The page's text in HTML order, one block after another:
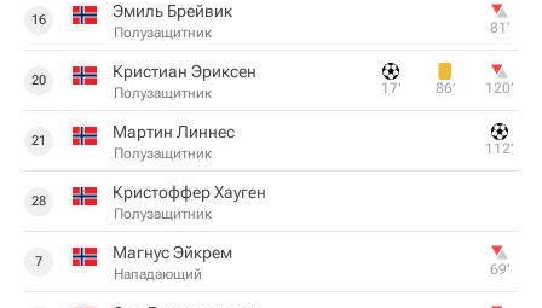
16 Эмиль Брейвик
Полузащитник 81‎’‎
20 Кристиан Эриксен
Полузащитник 17‎’‎ 86‎’‎ 120‎’‎
21 Мартин Линнес
Полузащитник 112‎’‎
28 Кристоффер Хауген
Полузащитник
7 Магнус Эйкрем
Нападающий 69‎’‎